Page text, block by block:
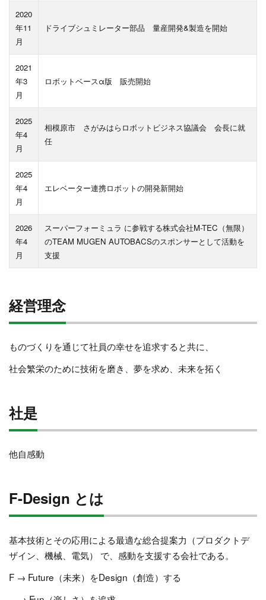
2020
年11
月
ドライブシュミレーター部品 量産開発&製造を開始
2021
年3
月
ロボットベースα版 販売開始
2025
年4
月
相模原市 さがみはらロボットビジネス協議会 会長に就
任
2025
年4
月
エレベーター連携ロボットの開発新開始
2026
年4
月
スーパーフォーミュラ に参戦する株式会社M-TEC（無限）
のTEAM MUGEN AUTOBACSのスポンサーとして活動を
支援
経営理念
ものづくりを通じて社員の幸せを追求すると共に、
社会繁栄のために技術を磨き、夢を求め、未来を拓く
社是
他自感動
F-Design とは
基本技術とその応用による最適な総合提案力（プロダクトデ
ザイン、機械、電気） で、感動を支援する会社である。
F → Future（未来）をDesign（創造）する